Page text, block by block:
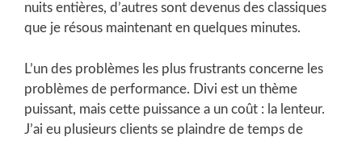
nuits entières, d’autres sont devenus des classiques
que je résous maintenant en quelques minutes.
L’un des problèmes les plus frustrants concerne les
problèmes de performance. Divi est un thème
puissant, mais cette puissance a un coût : la lenteur.
J’ai eu plusieurs clients se plaindre de temps de